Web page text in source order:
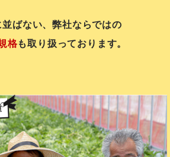
ばない、弊社ならではの
格も取り扱っております。